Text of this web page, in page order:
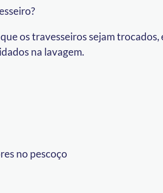
os travesseiros sejam
na lavagem.
no pescoço